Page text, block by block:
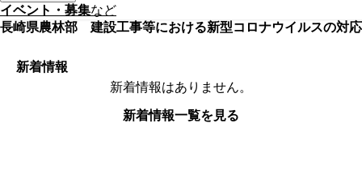
イベント・募集など
長崎県農林部 建設工事等における新型コロナウイルスの対応
新着情報
新着情報はありません。
新着情報一覧を見る